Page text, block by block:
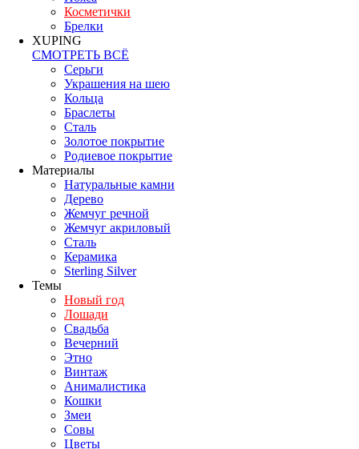
Косметички
Брелки
XUPING
СМОТРЕТЬ ВСЁ
Серьги
Украшения на шею
Кольца
Браслеты
Сталь
Золотое покрытие
Родиевое покрытие
Материалы
Натуральные камни
Дерево
Жемчуг речной
Жемчуг акриловый
Сталь
Керамика
Sterling Silver
Темы
Новый год
Лошади
Свадьба
Вечерний
Этно
Винтаж
Анималистика
Кошки
Змеи
Совы
Цветы